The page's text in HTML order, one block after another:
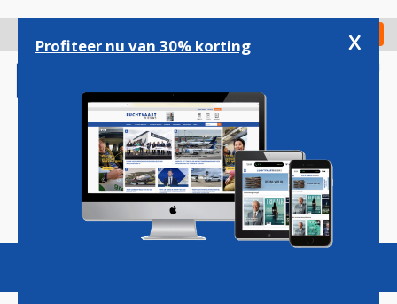
gaan
Check in
Magazine Podcasts Vacatures
Profiteer nu van 30% korting x